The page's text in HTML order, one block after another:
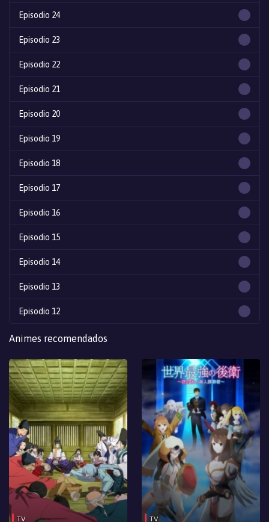
Episodio 24
Episodio 23
Episodio 22
Episodio 21
Episodio 20
Episodio 19
Episodio 18
Episodio 17
Episodio 16
Episodio 15
Episodio 14
Episodio 13
Episodio 12
Episodio 11
Episodio 10
Episodio 9
Episodio 8
Episodio 7
Episodio 6
Episodio 5
Episodio 4
Animes recomendados
TV TV